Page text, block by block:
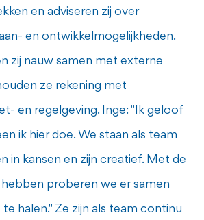
en adviseren zij over
en ontwikkelmogelijkheden.
zij nauw samen met externe
ze rekening met
en regelgeving. Inge: "Ik geloof
ik hier doe. We staan als team
in kansen en zijn creatief. Met de
proberen we er samen
halen." Ze zijn als team continu